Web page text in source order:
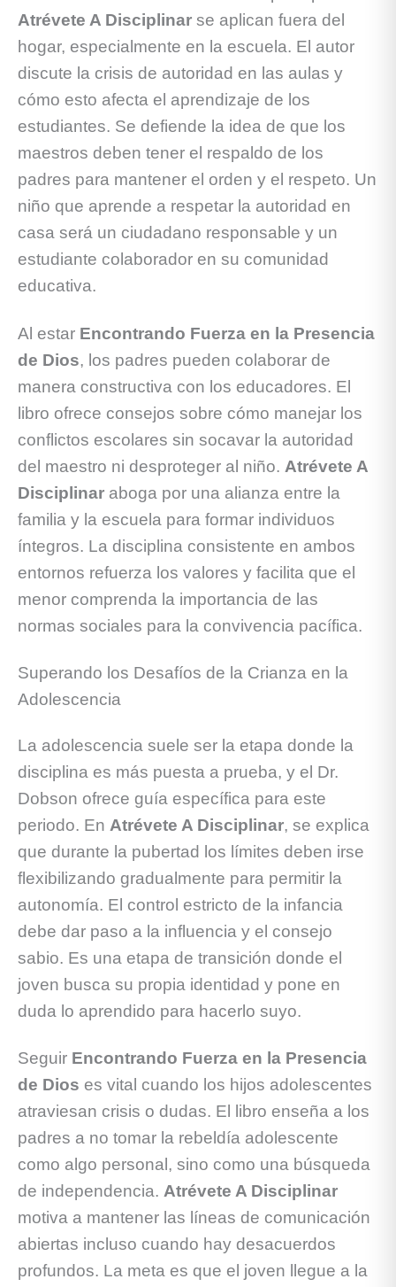
Atrévete A Disciplinar se aplican fuera del
hogar, especialmente en la escuela. El autor
discute la crisis de autoridad en las aulas y
cómo esto afecta el aprendizaje de los
estudiantes. Se defiende la idea de que los
maestros deben tener el respaldo de los
padres para mantener el orden y el respeto. Un
niño que aprende a respetar la autoridad en
casa será un ciudadano responsable y un
estudiante colaborador en su comunidad
educativa.
Al estar Encontrando Fuerza en la Presencia
de Dios, los padres pueden colaborar de
manera constructiva con los educadores. El
libro ofrece consejos sobre cómo manejar los
conflictos escolares sin socavar la autoridad
del maestro ni desproteger al niño. Atrévete A
Disciplinar aboga por una alianza entre la
familia y la escuela para formar individuos
íntegros. La disciplina consistente en ambos
entornos refuerza los valores y facilita que el
menor comprenda la importancia de las
normas sociales para la convivencia pacífica.
Superando los Desafíos de la Crianza en la
Adolescencia
La adolescencia suele ser la etapa donde la
disciplina es más puesta a prueba, y el Dr.
Dobson ofrece guía específica para este
periodo. En Atrévete A Disciplinar, se explica
que durante la pubertad los límites deben irse
flexibilizando gradualmente para permitir la
autonomía. El control estricto de la infancia
debe dar paso a la influencia y el consejo
sabio. Es una etapa de transición donde el
joven busca su propia identidad y pone en
duda lo aprendido para hacerlo suyo.
Seguir Encontrando Fuerza en la Presencia
de Dios es vital cuando los hijos adolescentes
atraviesan crisis o dudas. El libro enseña a los
padres a no tomar la rebeldía adolescente
como algo personal, sino como una búsqueda
de independencia. Atrévete A Disciplinar
motiva a mantener las líneas de comunicación
abiertas incluso cuando hay desacuerdos
profundos. La meta es que el joven llegue a la